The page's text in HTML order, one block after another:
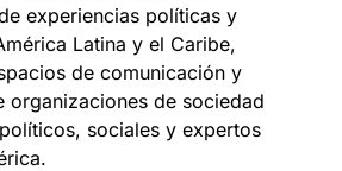
experiencias políticas y
Latina y el Caribe,
de comunicación y
organizaciones de sociedad
sociales y expertos